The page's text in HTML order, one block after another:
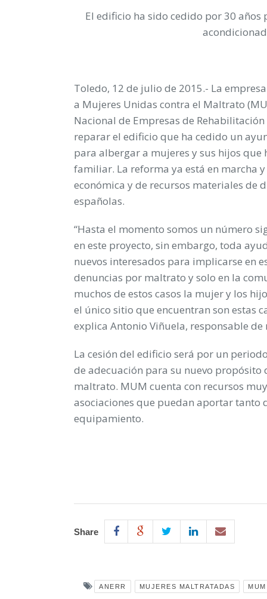
El edificio ha sido cedido por 30
Toledo, 12 de julio de 2015.- La
a Mujeres Unidas contra el Maltrato
Nacional de Empresas de Rehabilitación
reparar el edificio que ha cedido un
para albergar a mujeres y sus hijos
familiar. La reforma ya está en marcha
económica y de recursos materiales de
españolas.
“Hasta el momento somos un número
en este proyecto, sin embargo, toda
nuevos interesados para implicarse en
denuncias por maltrato y solo en la
muchos de estos casos la mujer y los
el único sitio que encuentran son estas
explica Antonio Viñuela, responsable
La cesión del edificio será por un
de adecuación para su nuevo
maltrato. MUM cuenta con recursos
asociaciones que puedan aportar tanto
equipamiento.
Share
ANERR MUJERES MALTRATADAS MUM